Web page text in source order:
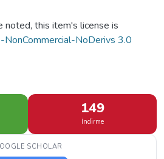
this item's license is
NoDerivs 3.0
149
İndirme
SCHOLAR